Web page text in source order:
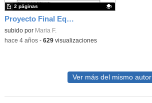
Proyecto Final Equipo de Trabajo B7
Contenido educativo.
subido por Maria F.
2 páginas
-hace 4 años- 629visualizaciones
Ver más del mismo autor